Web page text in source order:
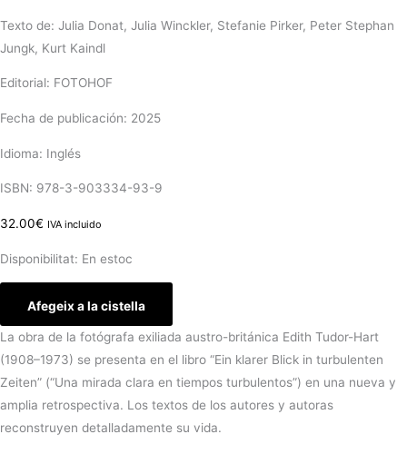
Texto de: Julia Donat, Julia Winckler, Stefanie Pirker, Peter Stephan
Jungk, Kurt Kaindl
Editorial: FOTOHOF
Fecha de publicación: 2025
Idioma: Inglés
ISBN: 978-3-903334-93-9
32.00€ IVA incluido
Disponibilitat: En estoc
Afegeix a la cistella
La obra de la fotógrafa exiliada austro-británica Edith Tudor-Hart
(1908–1973) se presenta en el libro “Ein klarer Blick in turbulenten
Zeiten” (“Una mirada clara en tiempos turbulentos”) en una nueva y
amplia retrospectiva. Los textos de los autores y autoras
reconstruyen detalladamente su vida.